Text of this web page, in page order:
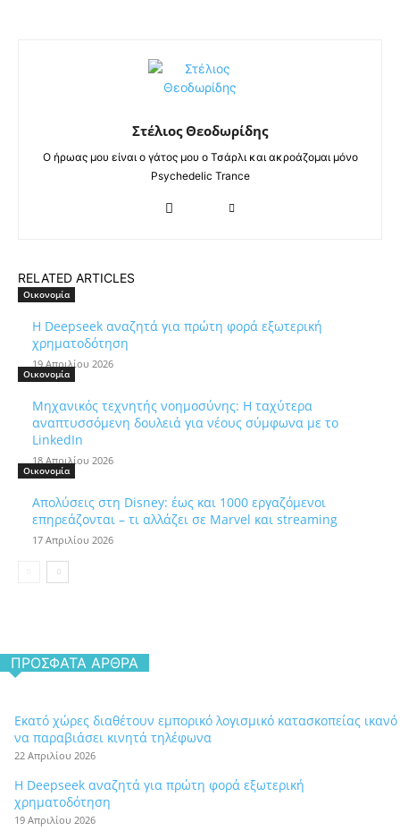
Στέλιος Θεοδωρίδης
Ο ήρωας μου είναι ο γάτος μου ο Τσάρλι και ακροάζομαι μόνο
Psychedelic Trance
RELATED ARTICLES
Οικονομία
Η Deepseek αναζητά για πρώτη φορά εξωτερική
χρηματοδότηση
19 Απριλίου 2026
Οικονομία
Μηχανικός τεχνητής νοημοσύνης: Η ταχύτερα
αναπτυσσόμενη δουλειά για νέους σύμφωνα με το
LinkedIn
18 Απριλίου 2026
Οικονομία
Απολύσεις στη Disney: έως και 1000 εργαζόμενοι
επηρεάζονται – τι αλλάζει σε Marvel και streaming
17 Απριλίου 2026
ΠΡΌΣΦΑΤΑ ΆΡΘΡΑ
Εκατό χώρες διαθέτουν εμπορικό λογισμικό κατασκοπείας ικανό
να παραβιάσει κινητά τηλέφωνα
22 Απριλίου 2026
Η Deepseek αναζητά για πρώτη φορά εξωτερική
χρηματοδότηση
19 Απριλίου 2026